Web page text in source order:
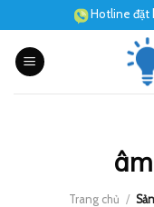
to
content
Hotline đặt
Trang chủ /